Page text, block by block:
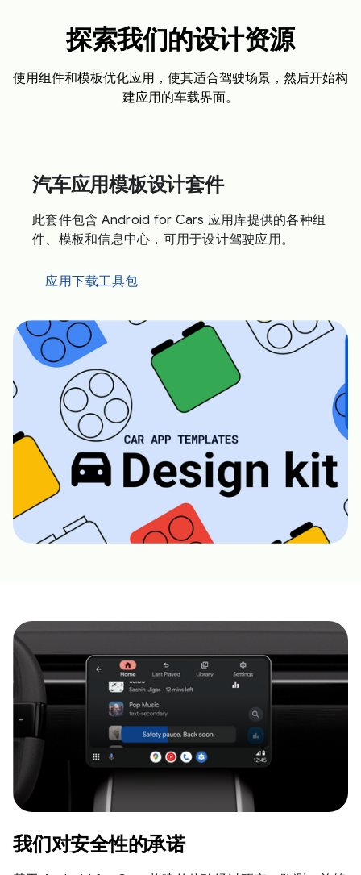
探索我们的设计资源
使用组件和模板优化应用，使其适合驾驶场景，然后开始构
建应用的车载界面。
汽车应用模板设计套件
此套件包含 Android for Cars 应用库提供的各种组
件、模板和信息中心，可用于设计驾驶应用。
应用下载工具包
我们对安全性的承诺